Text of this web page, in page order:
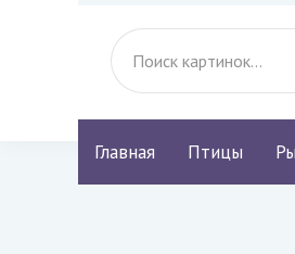
Главная Птицы